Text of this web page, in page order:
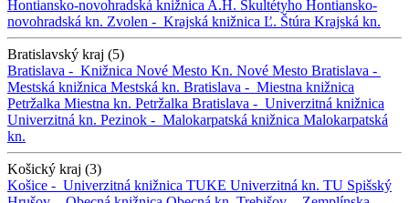
Hontiansko-novohradská knižnica A.H. Škultétyho Hontiansko-
novohradská kn. Zvolen - Krajská knižnica Ľ. Štúra Krajská kn.
Bratislavský kraj (5)
Bratislava - Knižnica Nové Mesto Kn. Nové Mesto Bratislava -
Mestská knižnica Mestská kn. Bratislava - Miestna knižnica
Petržalka Miestna kn. Petržalka Bratislava - Univerzitná knižnica
Univerzitná kn. Pezinok - Malokarpatská knižnica Malokarpatská
kn.
Košický kraj (3)
Košice - Univerzitná knižnica TUKE Univerzitná kn. TU Spišský